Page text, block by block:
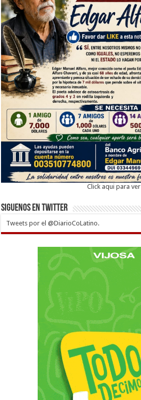
Click aqui para ver
Siguenos en twitter
Tweets por el @DiarioCoLatino.